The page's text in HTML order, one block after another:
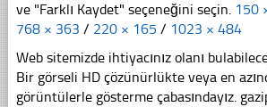
ve "Farklı Kaydet" seçeneğini seçin. 150
768 × 363 / 220 × 165 / 1023 × 484
Web sitemizde ihtiyacınız olanı
Bir görseli HD çözünürlükte veya en
görüntülerle gösterme çabasındayız.